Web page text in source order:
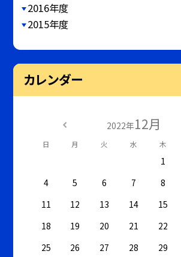
2016年度
2015年度
カレンダー
2022年12月
日 月 火 水 木
1
4
5 6 7 8
11
12 13 14 15
18
19 20 21 22
25
26 27 28 29